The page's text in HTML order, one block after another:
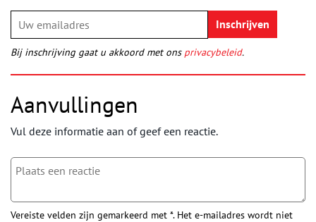
Bij inschrijving gaat u akkoord met ons privacybeleid.
Aanvullingen
Vul deze informatie aan of geef een reactie.
Vereiste velden zijn gemarkeerd met *. Het e-mailadres wordt niet